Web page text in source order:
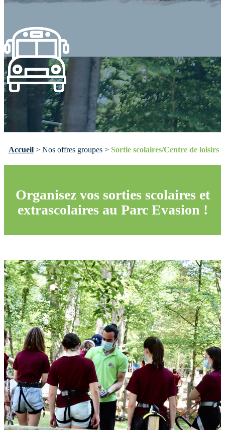
Accueil> Nos offres groupes> Sortie scolaires/Centre de loisirs
Organisez vos sorties scolaires et
extrascolaires au Parc Evasion !